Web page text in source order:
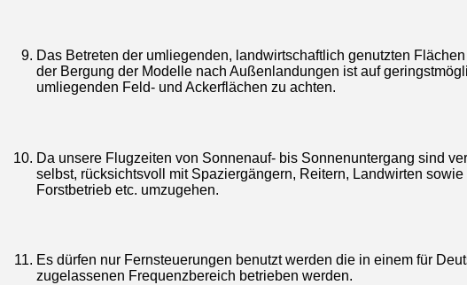
Das Betreten der umliegenden, landwirtschaftlich genutzten
der Bergung der Modelle nach Außenlandungen ist auf
umliegenden Feld- und Ackerflächen zu achten.
Da unsere Flugzeiten von Sonnenauf- bis Sonnenuntergang sind
selbst, rücksichtsvoll mit Spaziergängern, Reitern, Landwirten sowie
Forstbetrieb etc. umzugehen.
Es dürfen nur Fernsteuerungen benutzt werden die in einem für
zugelassenen Frequenzbereich betrieben werden.